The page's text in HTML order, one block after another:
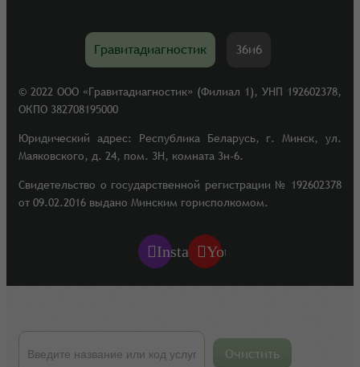
Гравитадиагностик 36и6
© 2022 ООО «Гравитадиагностик» (Филиал 1), УНП 192602378,
ОКПО 382708195000
Юридический адрес: Республика Беларусь, г. Минск, ул.
Маяковского, д. 24, пом. 3Н, комната 3н-6.
Свидетельство о государственной регистрации № 192602378
от 09.02.2016 выдано Минским горисполкомом.
InstagramYouTube
Очистить